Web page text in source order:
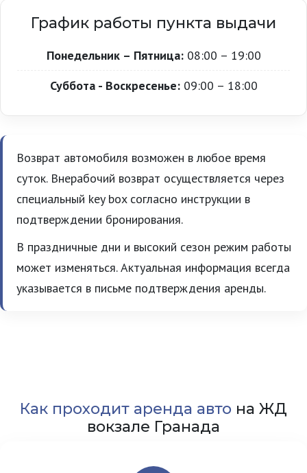
График работы пункта выдачи
Понедельник – Пятница:08:00 – 19:00
Суббота - Воскресенье:09:00 – 18:00
Возврат автомобиля возможен в любое время
суток. Внерабочий возврат осуществляется через
специальный key box согласно инструкции в
подтверждении бронирования.
В праздничные дни и высокий сезон режим работы
может изменяться. Актуальная информация всегда
указывается в письме подтверждения аренды.
Как проходит аренда авто на ЖД
вокзале Гранада